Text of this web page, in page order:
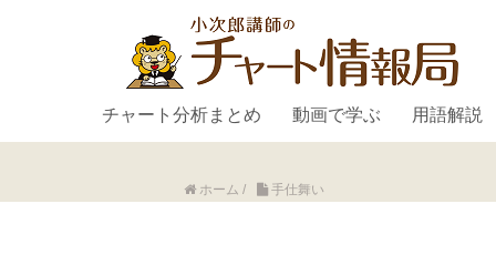
チャート分析まとめ 動画で学ぶ 用語解説
ホーム / 手仕舞い